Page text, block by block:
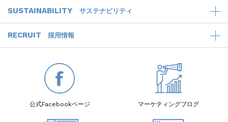
SUSTAINABILITY サステナビリティ
RECRUIT 採用情報
公式Facebookページ マーケティングブログ